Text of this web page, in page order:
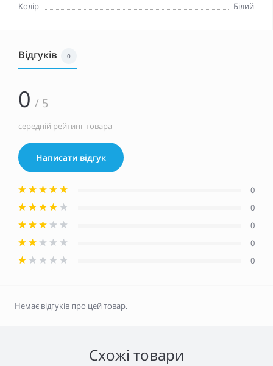
Колір Білий
Відгуків 0
0 / 5
середній рейтинг товара
Написати відгук
0
0
0
0
0
Немає відгуків про цей товар.
Схожі товари